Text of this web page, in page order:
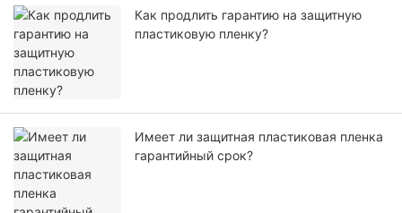
Как продлить гарантию на защитную
пластиковую пленку?
Имеет ли защитная пластиковая пленка
гарантийный срок?